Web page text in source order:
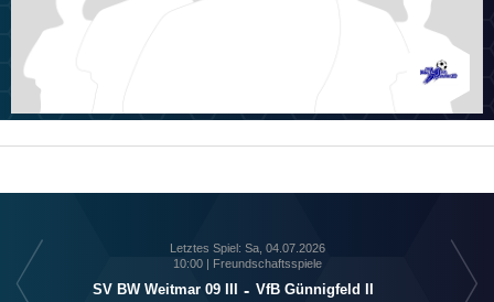
Letztes Spiel: Sa, 04.07.2026
10:00 | Freundschaftsspiele
SV BW Weitmar 09 III - VfB Günnigfeld II